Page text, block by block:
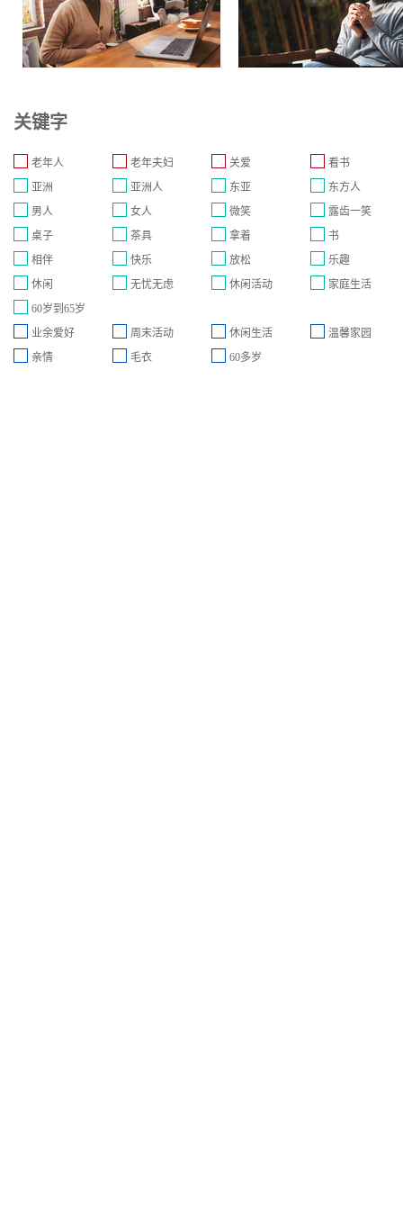
关键字
老年人 老年夫妇 关爱
看书
亚洲
亚洲人 东亚
东方人
男人
女人 微笑
露齿一笑
桌子
茶具 拿着
书
相伴
快乐 放松
乐趣
休闲
无忧无虑 休闲活动
家庭生活
60岁到65岁
业余爱好
周末活动 休闲生活
温馨家园
亲情
毛衣 60多岁